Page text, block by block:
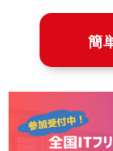
簡